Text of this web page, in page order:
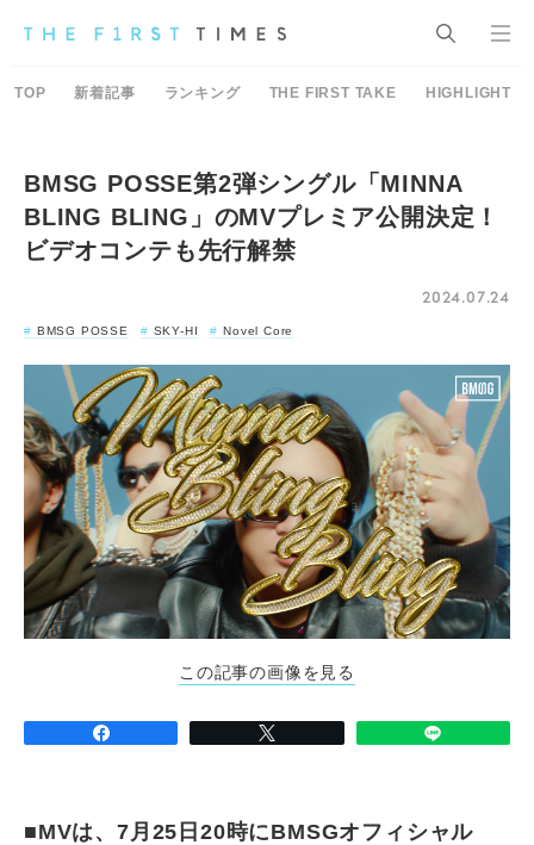
TOP 新着記事 ランキング THE FIRST TAKE HIGHLIGHT
BMSG POSSE第2弾シングル「MINNA
BLING BLING」のMVプレミア公開決定！
ビデオコンテも先行解禁
2024.07.24
BMSG POSSE SKY-HI Novel Core
この記事の画像を見る
■MVは、7月25日20時にBMSGオフィシャル